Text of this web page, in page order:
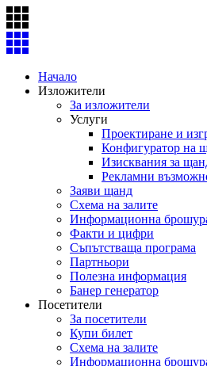
Начало
Изложители
За изложители
Услуги
Проектиране и
Конфигуратор на
Изисквания за
Рекламни
Заяви щанд
Схема на залите
Информационна
Факти и цифри
Съпътстваща програма
Партньори
Полезна информация
Банер генератор
Посетители
За посетители
Купи билет
Схема на залите
Информационна